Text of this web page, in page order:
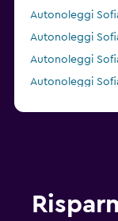
Autonoleggi
Autonoleggi
Autonoleggi
Autonoleggi